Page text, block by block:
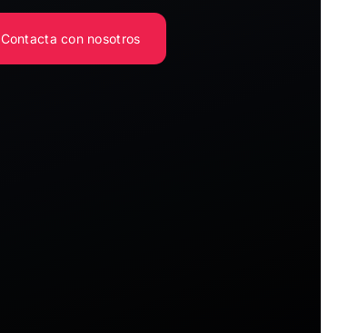
Contacta con nosotros